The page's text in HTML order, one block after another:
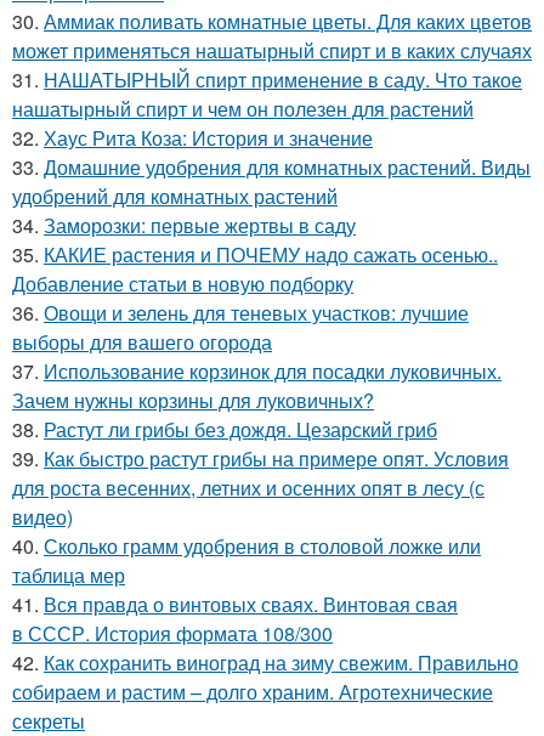
30. Аммиак поливать комнатные цветы. Для каких цветов
может применяться нашатырный спирт и в каких случаях
31. НАШАТЫРНЫЙ спирт применение в саду. Что такое
нашатырный спирт и чем он полезен для растений
32. Хаус Рита Коза: История и значение
33. Домашние удобрения для комнатных растений. Виды
удобрений для комнатных растений
34. Заморозки: первые жертвы в саду
35. КАКИЕ растения и ПОЧЕМУ надо сажать осенью..
Добавление статьи в новую подборку
36. Овощи и зелень для теневых участков: лучшие
выборы для вашего огорода
37. Использование корзинок для посадки луковичных.
Зачем нужны корзины для луковичных?
38. Растут ли грибы без дождя. Цезарский гриб
39. Как быстро растут грибы на примере опят. Условия
для роста весенних, летних и осенних опят в лесу (с
видео)
40. Сколько грамм удобрения в столовой ложке или
таблица мер
41. Вся правда о винтовых сваях. Винтовая свая
в СССР. История формата 108/300
42. Как сохранить виноград на зиму свежим. Правильно
собираем и растим – долго храним. Агротехнические
секреты